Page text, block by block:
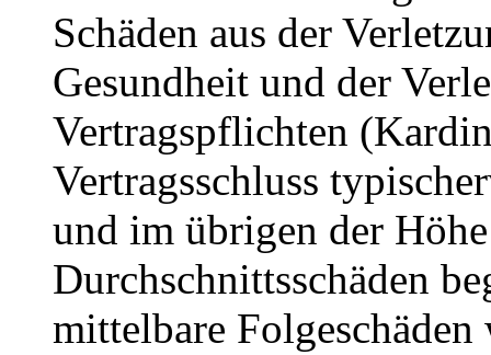
Schäden aus der
Gesundheit und der
Vertragspflichten
Vertragsschluss
und im übrigen der
Durchschnittsschäden
mittelbare Folgeschäden